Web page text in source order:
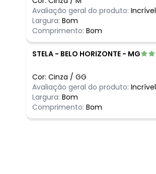
Avaliação geral do produto: Incrível
Largura: Bom
Comprimento: Bom
STELA - BELO HORIZONTE - MG
Cor: Cinza / GG
Avaliação geral do produto: Incrível
Largura: Bom
Comprimento: Bom